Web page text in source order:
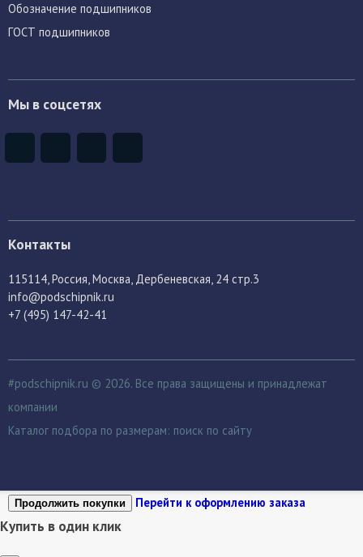
Обозначение подшипников
ГОСТ подшипников
Мы в соцсетях
Контакты
115114 , Россия, Москва, Дербеневская, 24 стр.3
info@podschipnik.ru
+7 (495) 147-42-41
#podschipnik.ru © 2026. Все права защищены и принадлежат
компании
Каталог подбора по размерам: поиск по сайту
Продолжить покупки Перейти к оформлению заказа
Купить в один клик